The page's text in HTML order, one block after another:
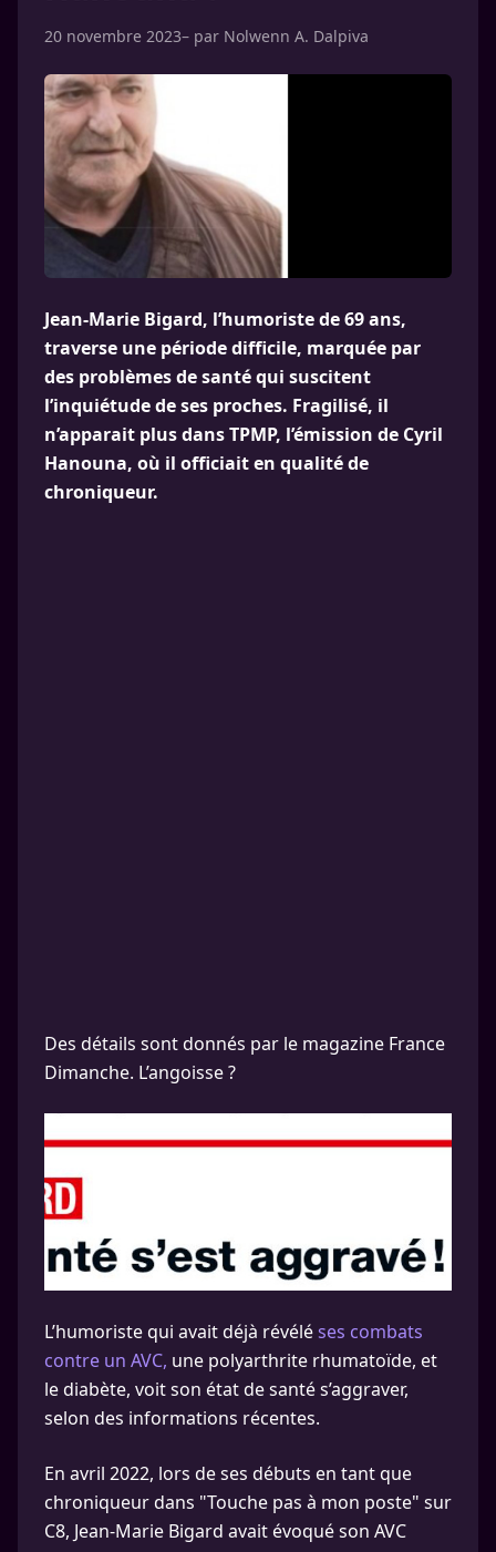
20 novembre 2023– par Nolwenn A. Dalpiva
Jean-Marie Bigard, l’humoriste de 69 ans,
traverse une période difficile, marquée par
des problèmes de santé qui suscitent
l’inquiétude de ses proches. Fragilisé, il
n’apparait plus dans TPMP, l’émission de Cyril
Hanouna, où il officiait en qualité de
chroniqueur.
Des détails sont donnés par le magazine France
Dimanche. L’angoisse ?
L’humoriste qui avait déjà révéléses combats
contre un AVC, une polyarthrite rhumatoïde, et
le diabète, voit son état de santé s’aggraver,
selon des informations récentes.
En avril 2022, lors de ses débuts en tant que
chroniqueur dans "Touche pas à mon poste" sur
C8, Jean-Marie Bigard avait évoqué son AVC